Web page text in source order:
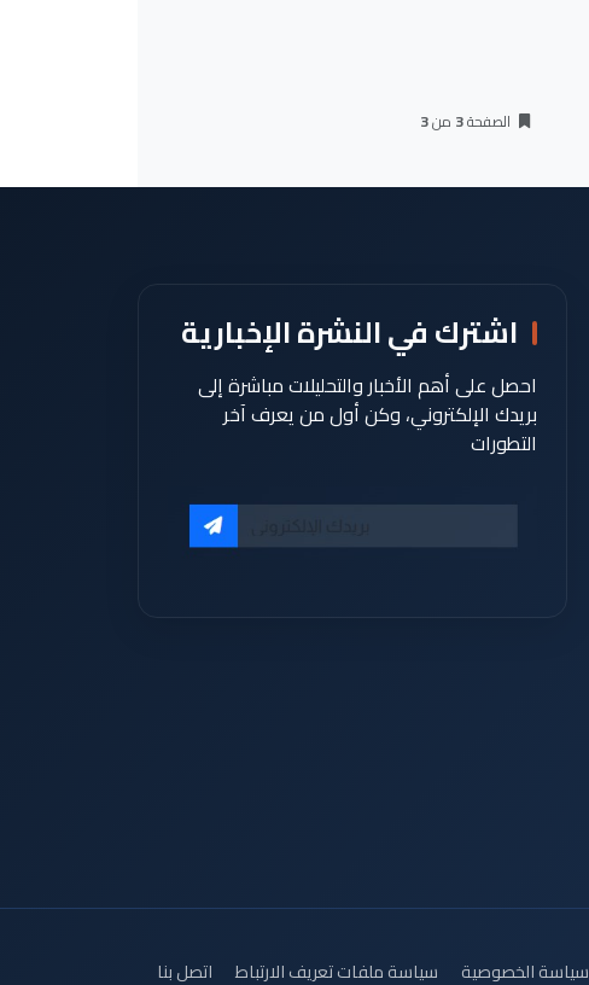
الصفحة3 من3
اشترك في النشرة الإخبارية
احصل على أهم الأخبار والتحليلات مباشرة إلى
بريدك الإلكتروني، وكن أول من يعرف آخر
التطورات
سياسة الخصوصية سياسة ملفات تعريف الارتباط اتصل بنا